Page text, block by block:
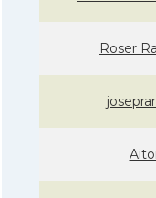
Roser